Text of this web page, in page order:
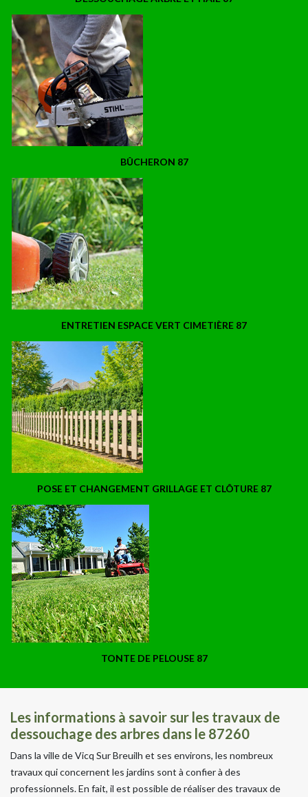
BÛCHERON 87
ENTRETIEN ESPACE VERT CIMETIÈRE 87
POSE ET CHANGEMENT GRILLAGE ET CLÔTURE 87
TONTE DE PELOUSE 87
Les informations à savoir sur les travaux de
dessouchage des arbres dans le 87260
Dans la ville de Vicq Sur Breuilh et ses environs, les nombreux
travaux qui concernent les jardins sont à confier à des
professionnels. En fait, il est possible de réaliser des travaux de